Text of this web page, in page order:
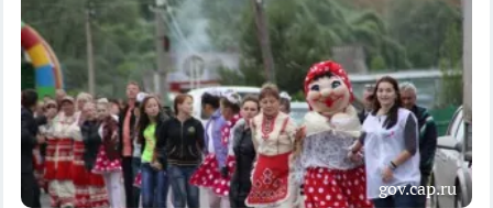
gov.cap.ru